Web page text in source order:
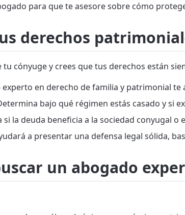
para que te asesore sobre cómo
derechos
cónyuge y crees que tus derechos están
en derecho de familia y patrimonial
bajo qué régimen estás casado y si
si la deuda beneficia a la sociedad conyugal o
a presentar una defensa legal sólida,
un abogado